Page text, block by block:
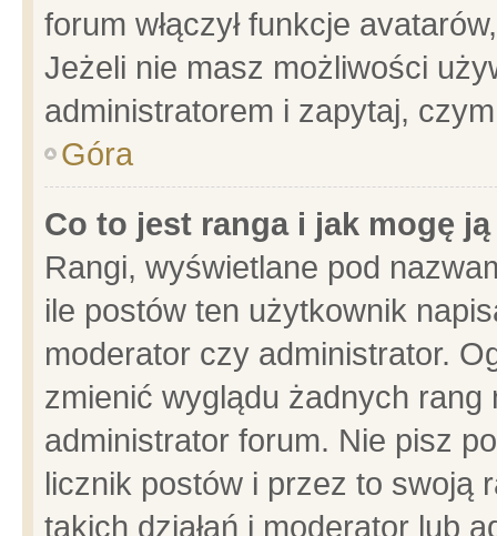
forum włączył funkcje
Jeżeli nie masz możliwości
administratorem i zapytaj,
Góra
Co to jest ranga i jak mogę
Rangi, wyświetlane pod
ile postów ten użytkownik
moderator czy administrator.
zmienić wyglądu żadnych
administrator forum. Nie pisz
licznik postów i przez to swoją
takich działań i moderator lub